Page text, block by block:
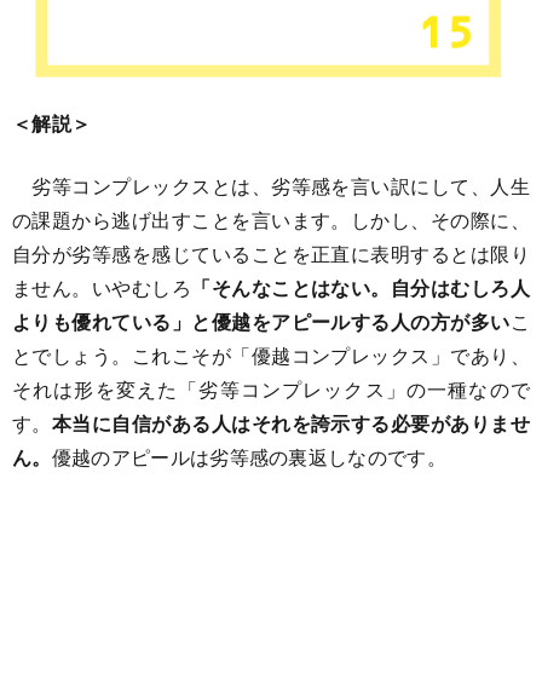
＜解説＞
劣等コンプレックスとは、劣等感を言い訳にして、人生
の課題から逃げ出すことを言います。しかし、その際に、
自分が劣等感を感じていることを正直に表明するとは限り
ません。いやむしろ 「そんなことはない。自分はむしろ人
よりも優れている」と優越をアピールする人の方が多いこ
とでしょう。これこそが「優越コンプレックス」であり、
それは形を変えた「劣等コンプレックス」の一種なので
す。 本当に自信がある人はそれを誇示する必要がありませ
ん。 優越のアピールは劣等感の裏返しなのです。